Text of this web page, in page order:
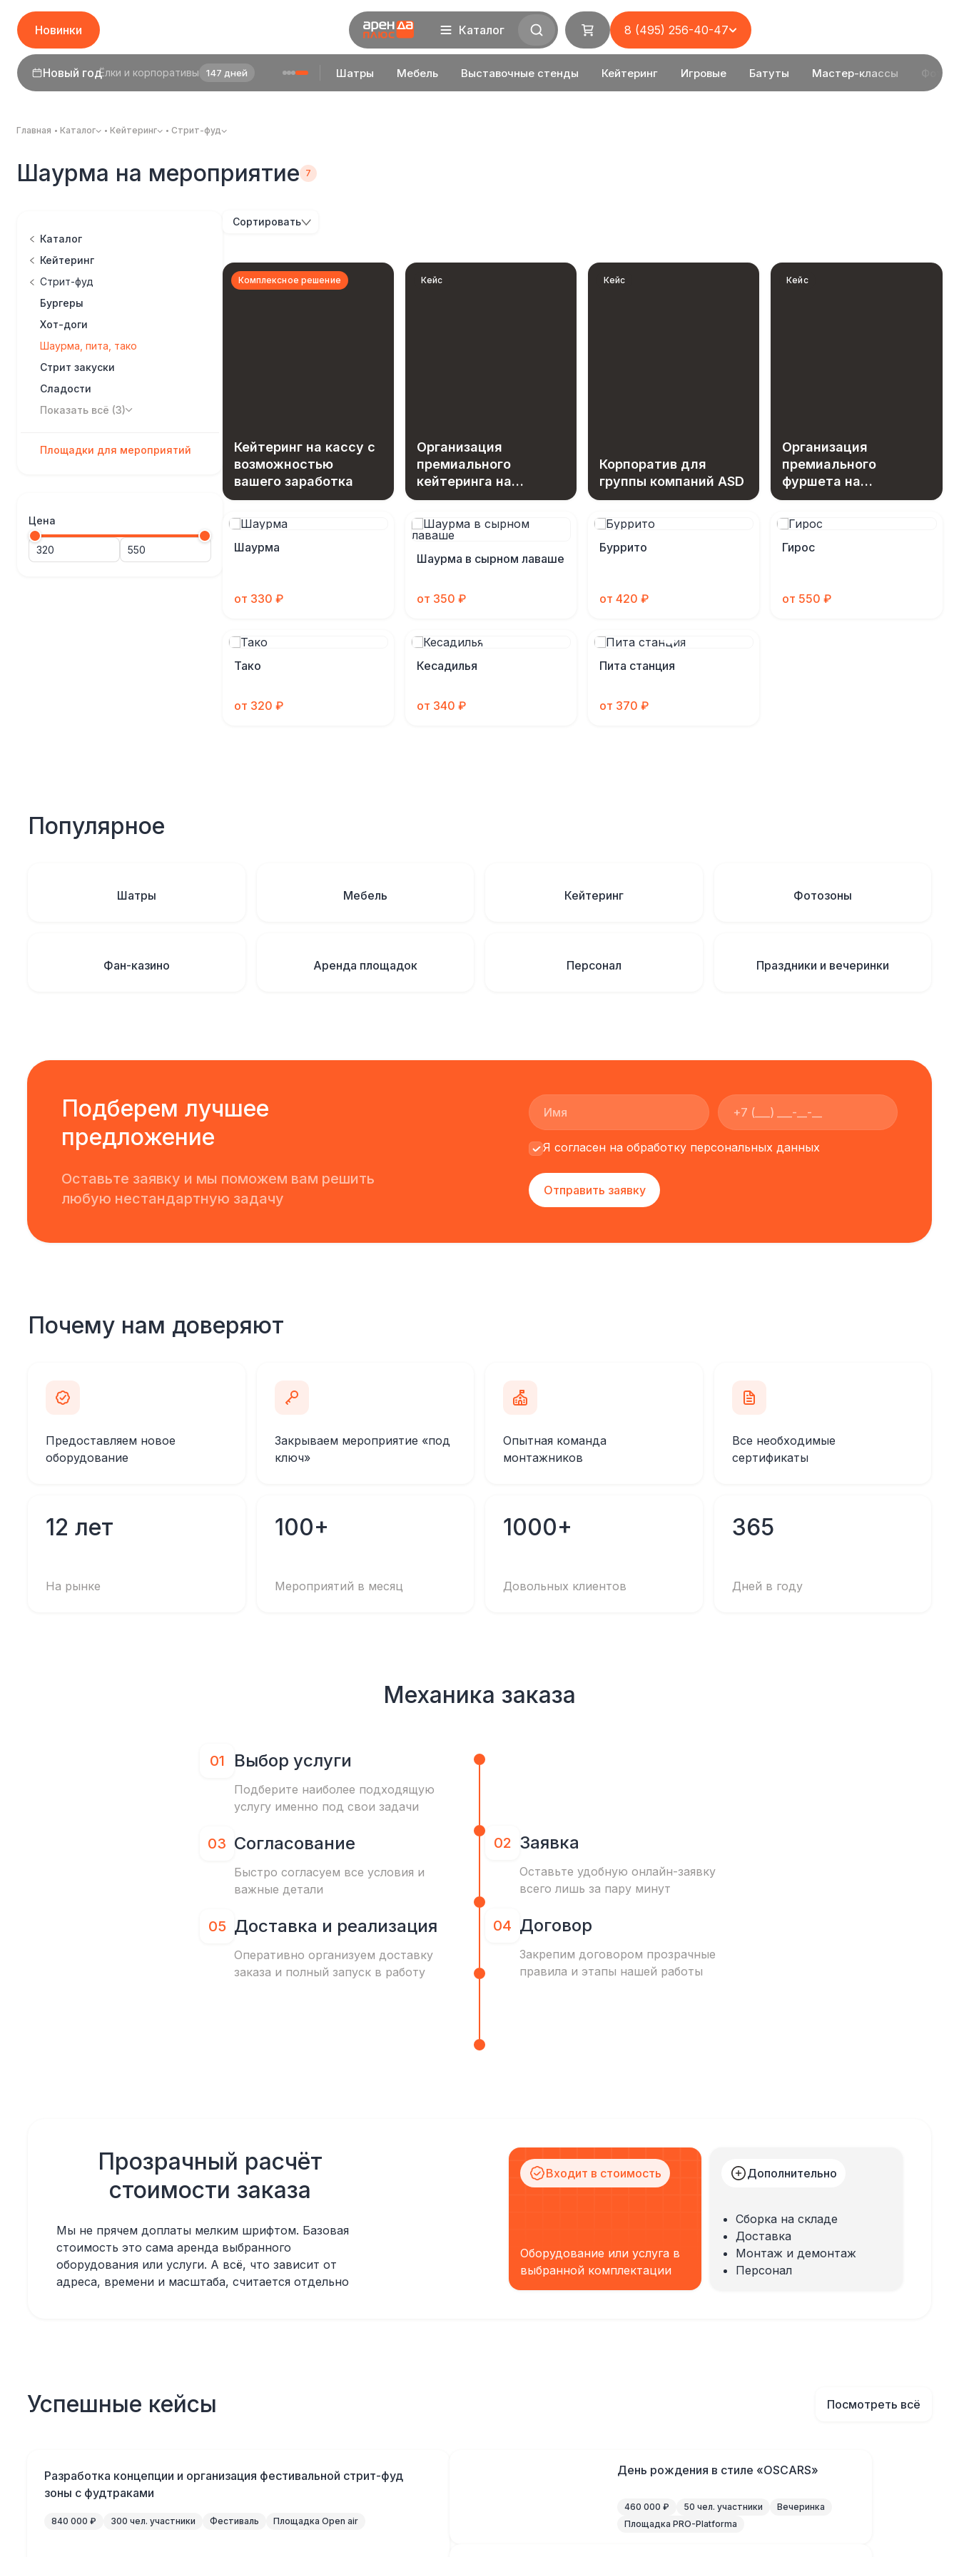
Новинки
Новый годЁлки и корпоративы 147 дней Шатры Мебель Выставочные стенды Кейтеринг Игровые Батуты Мастер-классы
Каталог 8 (495) 256-40-47
Главная Каталог Кейтеринг Стрит-фуд
Шаурма на мероприятие
Каталог
Кейтеринг
Стрит-фуд
Бургеры
Хот-доги
Шаурма, пита, тако
Стрит закуски
Сладости
Показать всё (3)
Площадки для мероприятий
Цена
Сортировать
Комплексное решение
Кейтеринг на кассу с
возможностью
вашего заработка
Кейс
Организация
премиального
кейтеринга на
открытой площадке
Кейс
Корпоратив для
группы компаний ASD
Кейс
Организация
премиального
фуршета на
нестандартной
площадке
Шаурма
от 330 ₽
Шаурма в сырном лаваше
от 350 ₽
Буррито
от 420 ₽
Гирос
от 550 ₽
Тако
от 320 ₽
Кесадилья
от 340 ₽
Пита станция
от 370 ₽
Популярное
Шатры Мебель Кейтеринг Фотозоны
Фан-казино Аренда площадок Персонал Праздники и вечеринки
Подберем лучшее
предложение
Оставьте заявку и мы поможем вам решить
любую нестандартную задачу
Я согласен на обработку персональных данных
Отправить заявку
Почему нам доверяют
Предоставляем новое
оборудование
Закрываем мероприятие «под
ключ»
Опытная команда
монтажников
Все необходимые
сертификаты
12 лет
На рынке
100+
Мероприятий в месяц
1000+
Довольных клиентов
365
Дней в году
Механика заказа
01 Выбор услуги
Подберите наиболее подходящую
услугу именно под свои задачи
03 Согласование
Быстро согласуем все условия и
важные детали
05 Доставка и реализация
Оперативно организуем доставку
заказа и полный запуск в работу
02 Заявка
Оставьте удобную онлайн-заявку
всего лишь за пару минут
04 Договор
Закрепим договором прозрачные
правила и этапы нашей работы
Прозрачный расчёт
стоимости заказа
Мы не прячем доплаты мелким шрифтом. Базовая
стоимость это сама аренда выбранного
оборудования или услуги. А всё, что зависит от
адреса, времени и масштаба, считается отдельно
Входит в стоимость
Оборудование или услуга в
выбранной комплектации
Дополнительно
Сборка на складе
Доставка
Монтаж и демонтаж
Персонал
Успешные кейсы Посмотреть всё
Разработка концепции и организация фестивальной стрит-фуд
зоны с фудтраками
840 000 ₽ 300 чел. участники Фестиваль Площадка Open air
День рождения в стиле «OSCARS»
460 000 ₽ 50 чел. участники
Вечеринка
Площадка PRO-Platforma